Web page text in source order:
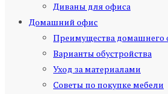
Диваны для офиса
Домашний офис
Преимущества домашнего
Варианты обустройства
Уход за материалами
Советы по покупке мебели